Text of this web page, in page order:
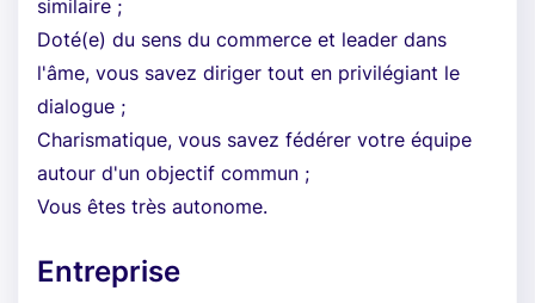
similaire ;
Doté(e) du sens du commerce et leader dans
l'âme, vous savez diriger tout en privilégiant le
dialogue ;
Charismatique, vous savez fédérer votre équipe
autour d'un objectif commun ;
Vous êtes très autonome.
Entreprise